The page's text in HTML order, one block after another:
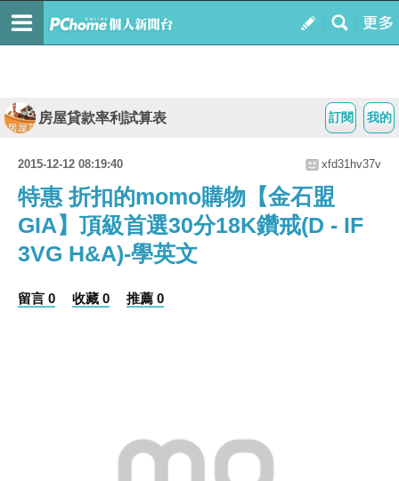
我的
訂閱
房屋貸款率利試算表
2015-12-12 08:19:40 xfd31hv37v
特惠 折扣的momo購物【金石盟
GIA】頂級首選30分18K鑽戒(D - IF
3VG H&A)-學英文
留言 0 收藏 0 推薦 0